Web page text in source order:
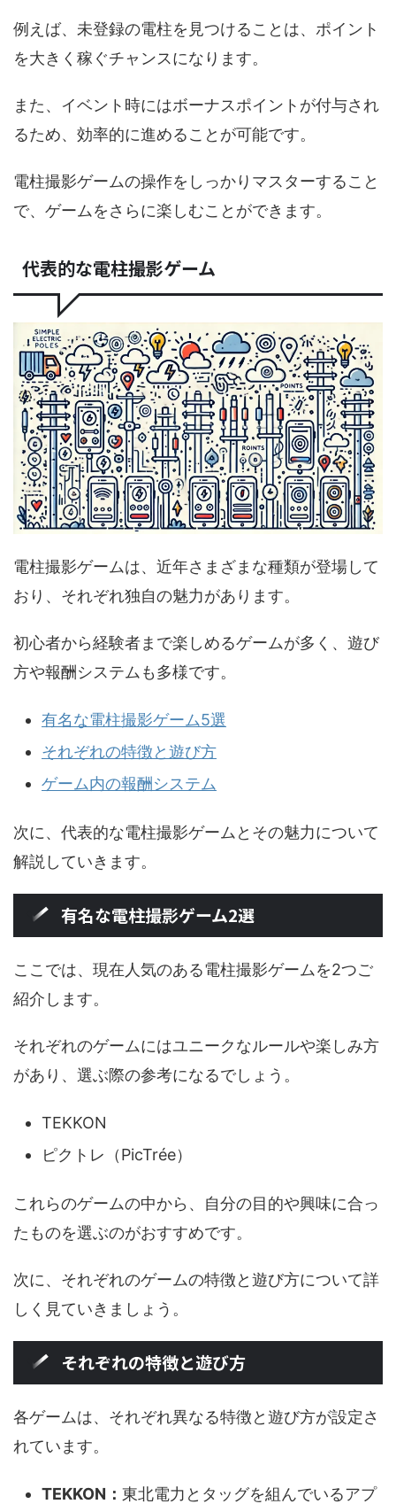
例えば、未登録の電柱を見つけることは、ポイント
を大きく稼ぐチャンスになります。
また、イベント時にはボーナスポイントが付与され
るため、効率的に進めることが可能です。
電柱撮影ゲームの操作をしっかりマスターすること
で、ゲームをさらに楽しむことができます。
代表的な電柱撮影ゲーム
電柱撮影ゲームは、近年さまざまな種類が登場して
おり、それぞれ独自の魅力があります。
初心者から経験者まで楽しめるゲームが多く、遊び
方や報酬システムも多様です。
有名な電柱撮影ゲーム5選
それぞれの特徴と遊び方
ゲーム内の報酬システム
次に、代表的な電柱撮影ゲームとその魅力について
解説していきます。
有名な電柱撮影ゲーム2選
ここでは、現在人気のある電柱撮影ゲームを2つご
紹介します。
それぞれのゲームにはユニークなルールや楽しみ方
があり、選ぶ際の参考になるでしょう。
TEKKON
ピクトレ（PicTrée）
これらのゲームの中から、自分の目的や興味に合っ
たものを選ぶのがおすすめです。
次に、それぞれのゲームの特徴と遊び方について詳
しく見ていきましょう。
それぞれの特徴と遊び方
各ゲームは、それぞれ異なる特徴と遊び方が設定さ
れています。
TEKKON： 東北電力とタッグを組んでいるアプ